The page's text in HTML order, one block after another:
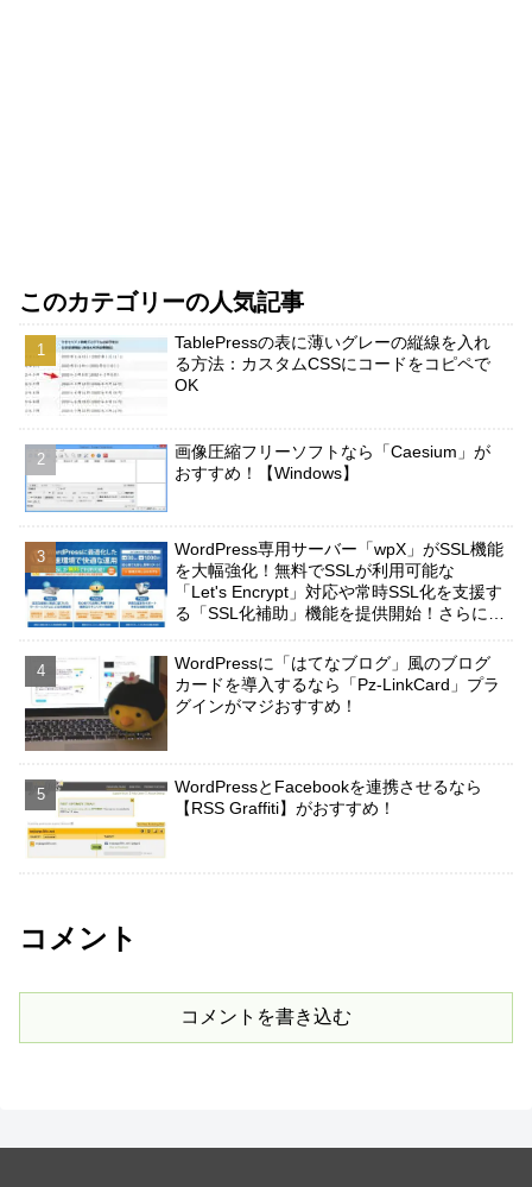
このカテゴリーの人気記事
TablePressの表に薄いグレーの縦線を入れ
る方法：カスタムCSSにコードをコピペで
OK
画像圧縮フリーソフトなら「Caesium」が
おすすめ！【Windows】
WordPress専用サーバー「wpX」がSSL機能
を大幅強化！無料でSSLが利用可能な
「Let's Encrypt」対応や常時SSL化を支援す
る「SSL化補助」機能を提供開始！さらに
に！
WordPressに「はてなブログ」風のブログ
カードを導入するなら「Pz-LinkCard」プラ
グインがマジおすすめ！
WordPressとFacebookを連携させるなら
【RSS Graffiti】がおすすめ！
コメント
コメントを書き込む